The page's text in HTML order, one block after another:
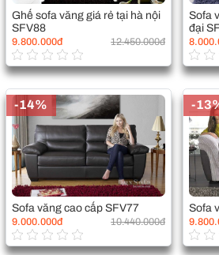
Ghế sofa văng giá rẻ tại hà nội
SFV88
9.800.000đ 12.450.000đ
Sofa
đại
Sofa văng cao cấp SFV77
9.000.000đ 10.440.000đ
-14%
Sofa
-